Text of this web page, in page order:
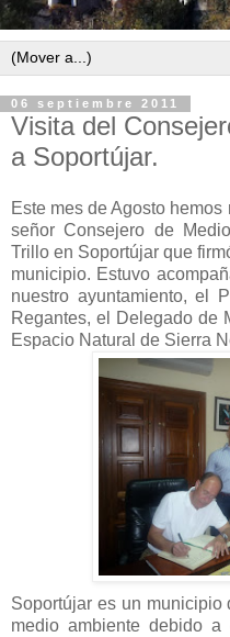
06 septiembre 2011
Visita del
a Soportújar.
Este mes de Agosto
señor Consejero de
Trillo en Soportújar que
municipio. Estuvo
nuestro ayuntamiento, el
Regantes, el Delegado de
Espacio Natural de Sierra
Soportújar es un municipio
medio ambiente debido